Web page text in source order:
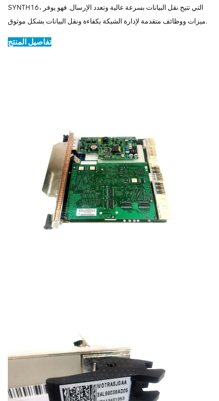
SYNTH16، التي تتيح نقل البيانات بسرعة عالية وتعدد الإرسال. فهو يوفر
ميزات ووظائف متقدمة لإدارة الشبكة بكفاءة ونقل البيانات بشكل موثوق.
تفاصيل المنتج